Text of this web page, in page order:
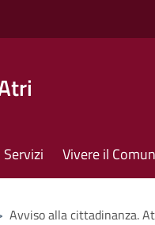
Servizi Vivere il
Avviso alla cittadinanza.